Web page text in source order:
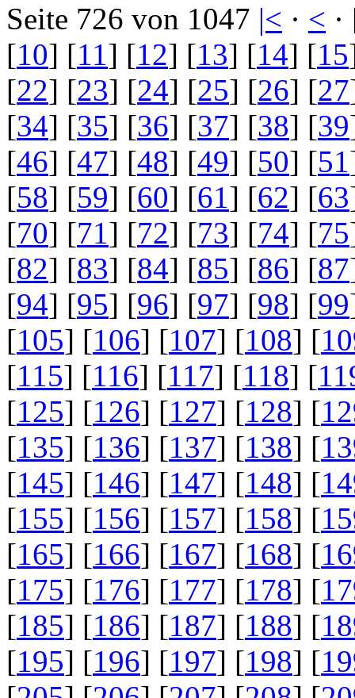
Seite 726 von 1047 |< · <
[10] [11] [12] [13] [14] [15
[22] [23] [24] [25] [26] [27
[34] [35] [36] [37] [38] [39
[46] [47] [48] [49] [50] [51
[58] [59] [60] [61] [62] [63
[70] [71] [72] [73] [74] [75
[82] [83] [84] [85] [86] [87
[94] [95] [96] [97] [98] [99
[105] [106] [107] [108] [
[115] [116] [117] [118] [
[125] [126] [127] [128] [
[135] [136] [137] [138] [
[145] [146] [147] [148] [
[155] [156] [157] [158] [
[165] [166] [167] [168] [
[175] [176] [177] [178] [
[185] [186] [187] [188] [
[195] [196] [197] [198] [